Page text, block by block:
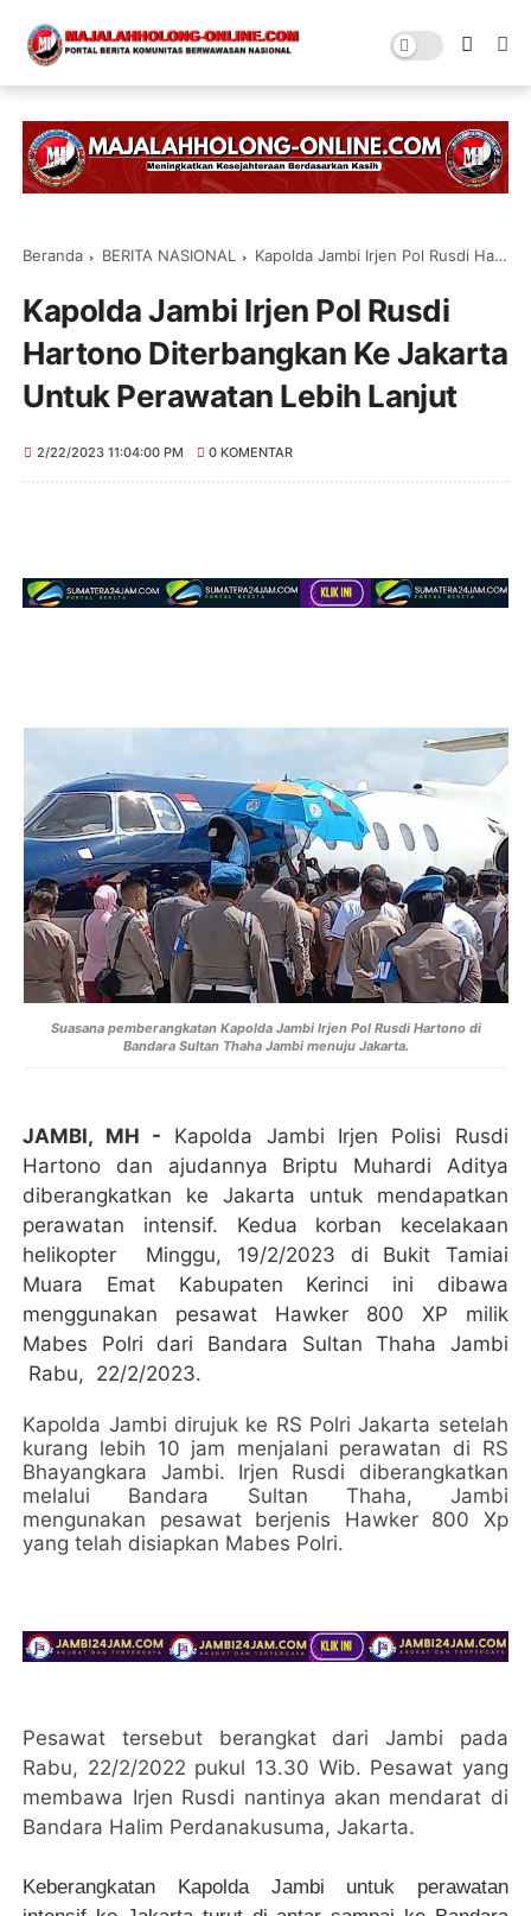
Beranda BERITA NASIONAL Kapolda Jambi Irjen Pol Rusdi Hartono Diterbangkan Ke Jakarta Untuk Perawatan Lebih Lanjut
Kapolda Jambi Irjen Pol Rusdi
Hartono Diterbangkan Ke Jakarta
Untuk Perawatan Lebih Lanjut
2/22/2023 11:04:00 PM 0 KOMENTAR
Suasana pemberangkatan Kapolda Jambi Irjen Pol Rusdi Hartono di
Bandara Sultan Thaha Jambi menuju Jakarta.
JAMBI, MH - Kapolda Jambi Irjen Polisi Rusdi
Hartono dan ajudannya Briptu Muhardi Aditya
diberangkatkan ke Jakarta untuk mendapatkan
perawatan intensif. Kedua korban kecelakaan
helikopter Minggu, 19/2/2023 di Bukit Tamiai
Muara Emat Kabupaten Kerinci ini dibawa
menggunakan pesawat Hawker 800 XP milik
Mabes Polri dari Bandara Sultan Thaha Jambi
Rabu, 22/2/2023.
Kapolda Jambi dirujuk ke RS Polri Jakarta setelah
kurang lebih 10 jam menjalani perawatan di RS
Bhayangkara Jambi. Irjen Rusdi diberangkatkan
melalui Bandara Sultan Thaha, Jambi
mengunakan pesawat berjenis Hawker 800 Xp
yang telah disiapkan Mabes Polri.
Pesawat tersebut berangkat dari Jambi pada
Rabu, 22/2/2022 pukul 13.30 Wib. Pesawat yang
membawa Irjen Rusdi nantinya akan mendarat di
Bandara Halim Perdanakusuma, Jakarta.
Keberangkatan Kapolda Jambi untuk perawatan